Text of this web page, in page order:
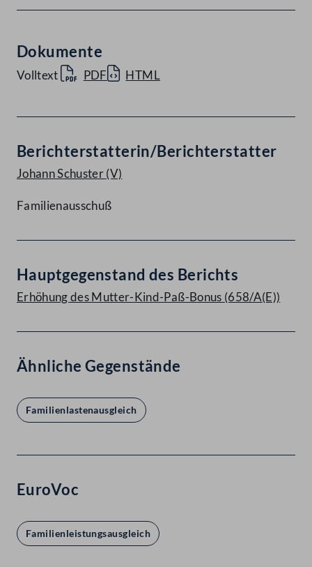
Dokumente
Volltext PDF HTML
Berichterstatterin/Berichterstatter
Johann Schuster(V)
Familienausschuß
Hauptgegenstand des Berichts
Erhöhung des Mutter-Kind-Paß-Bonus (658/A(E))
Ähnliche Gegenstände
Familienlastenausgleich
EuroVoc
Familienleistungsausgleich